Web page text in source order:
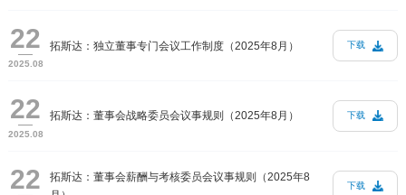
22
2025.08
拓斯达：独立董事专门会议工作制度（2025年8月） 下载
22
2025.08
拓斯达：董事会战略委员会议事规则（2025年8月） 下载
22
拓斯达：董事会薪酬与考核委员会议事规则（2025年8
下载